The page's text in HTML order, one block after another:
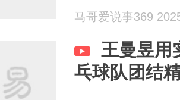
马哥爱说事369
王曼昱用
乓球队团结